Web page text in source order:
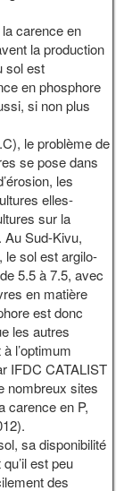
carence en
la production
sol est
en phosphore
si non plus
le problème de
se pose dans
les
elles-
sur la
Au Sud-Kivu,
le sol est argilo-
5.5 à 7.5, avec
en matière
est donc
les autres
l’optimum
IFDC CATALIST
nombreux sites
carence en P,
sa disponibilité
est peu
des